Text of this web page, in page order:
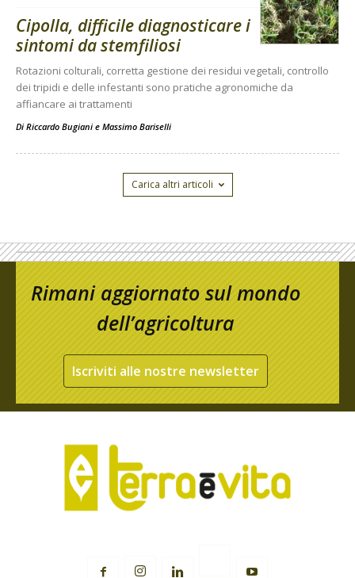
Cipolla, difficile diagnosticare i
sintomi da stemfiliosi
Rotazioni colturali, corretta gestione dei residui vegetali, controllo
dei tripidi e delle infestanti sono pratiche agronomiche da
affiancare ai trattamenti
Di Riccardo Bugiani e Massimo Bariselli
Carica altri articoli
Rimani aggiornato sul mondo
dell’agricoltura
Iscriviti alle nostre newsletter